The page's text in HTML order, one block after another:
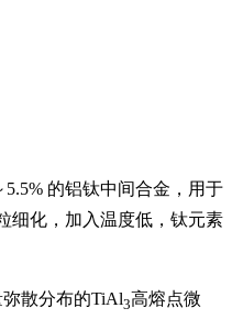
5.5% 的铝钛中间合金，用于
细化，加入温度低，钛元素
弥散分布的TiAl3高熔点微